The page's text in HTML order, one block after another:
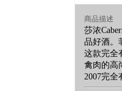
商品描述
莎浓
品好酒。
这款完全
禽肉的高
2007完全